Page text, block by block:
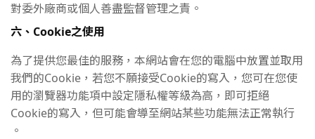
對委外廠商或個人善盡監督管理之責。
六、Cookie之使用
為了提供您最佳的服務，本網站會在您的電腦中放置並取用
我們的Cookie，若您不願接受Cookie的寫入，您可在您使
用的瀏覽器功能項中設定隱私權等級為高，即可拒絕
Cookie的寫入，但可能會導至網站某些功能無法正常執行
。